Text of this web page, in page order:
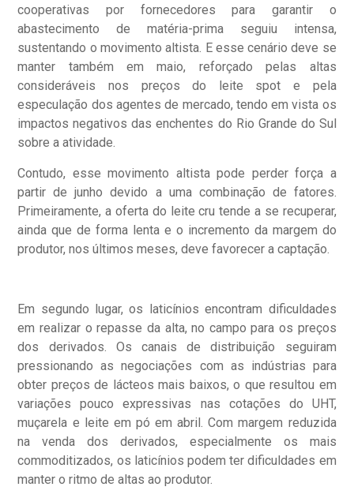
cooperativas por fornecedores para garantir o
abastecimento de matéria-prima seguiu intensa,
sustentando o movimento altista. E esse cenário deve se
manter também em maio, reforçado pelas altas
consideráveis nos preços do leite spot e pela
especulação dos agentes de mercado, tendo em vista os
impactos negativos das enchentes do Rio Grande do Sul
sobre a atividade.
Contudo, esse movimento altista pode perder força a
partir de junho devido a uma combinação de fatores.
Primeiramente, a oferta do leite cru tende a se recuperar,
ainda que de forma lenta e o incremento da margem do
produtor, nos últimos meses, deve favorecer a captação.
Em segundo lugar, os laticínios encontram dificuldades
em realizar o repasse da alta, no campo para os preços
dos derivados. Os canais de distribuição seguiram
pressionando as negociações com as indústrias para
obter preços de lácteos mais baixos, o que resultou em
variações pouco expressivas nas cotações do UHT,
muçarela e leite em pó em abril. Com margem reduzida
na venda dos derivados, especialmente os mais
commoditizados, os laticínios podem ter dificuldades em
manter o ritmo de altas ao produtor.